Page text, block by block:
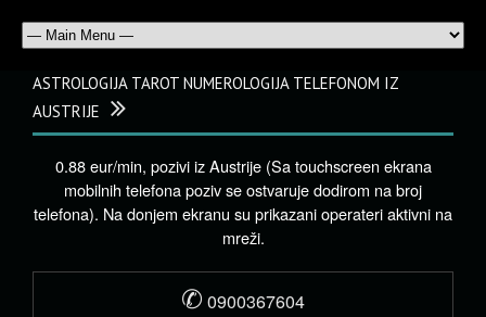
ASTROLOGIJA TAROT NUMEROLOGIJA TELEFONOM IZ
AUSTRIJE
0.88 eur/min, pozivi iz Austrije (Sa touchscreen ekrana
mobilnih telefona poziv se ostvaruje dodirom na broj
telefona). Na donjem ekranu su prikazani operateri aktivni na
mreži.
✆ 0900367604